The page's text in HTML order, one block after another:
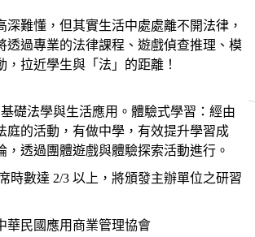
深難懂，但其實生活中處處離不開法律，
透過專業的法律課程、遊戲偵查推理、模
，拉近學生與「法」的距離！
礎法學與生活應用。體驗式學習：經由
庭的活動，有做中學，有效提升學習成
，透過團體遊戲與體驗探索活動進行。
時數達 2/3 以上，將頒發主辦單位之研習
華民國應用商業管理協會